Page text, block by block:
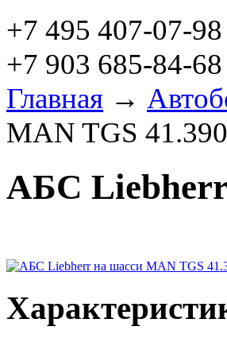
+7 495 407-07-98
+7 903 685-84-68
Главная →
MAN TGS 41.390
АБС Liebherr